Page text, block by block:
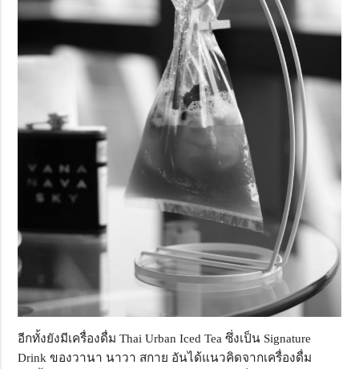
อีกทั้งยังมีเครื่องดื่ม Thai Urban Iced Tea ซึ่งเป็น Signature
Drink ของวานา นาวา สกาย อันได้แนวคิดจากเครื่องดื่ม